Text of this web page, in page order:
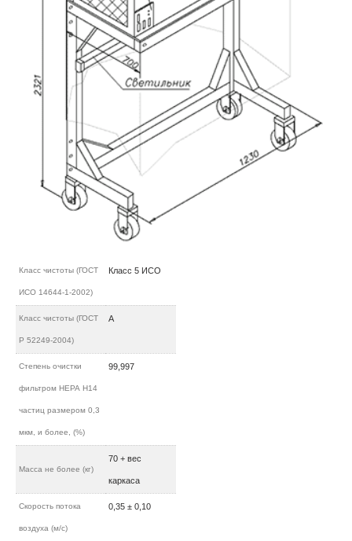
Класс чистоты (ГОСТ
ИСО 14644-1-2002)
Класс 5 ИСО
Класс чистоты (ГОСТ
Р 52249-2004)
А
Степень очистки
фильтром НЕРА H14
частиц размером 0,3
мкм, и более, (%)
99,997
Масса не более (кг)
70 + вес
каркаса
Скорость потока
воздуха (м/c)
0,35 ± 0,10